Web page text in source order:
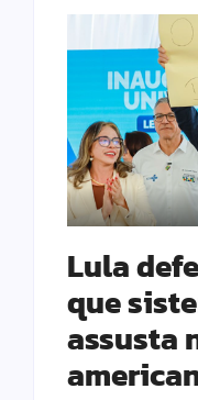
Lula
que
assusta